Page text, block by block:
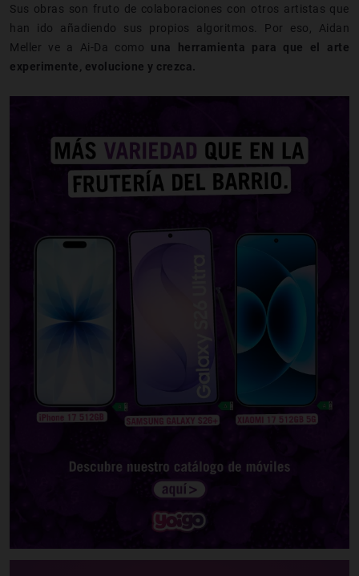
Sus obras son fruto de colaboraciones con otros artistas que
han ido añadiendo sus propios algoritmos. Por eso, Aidan
Meller ve a Ai-Da como una herramienta para que el arte
experimente, evolucione y crezca.